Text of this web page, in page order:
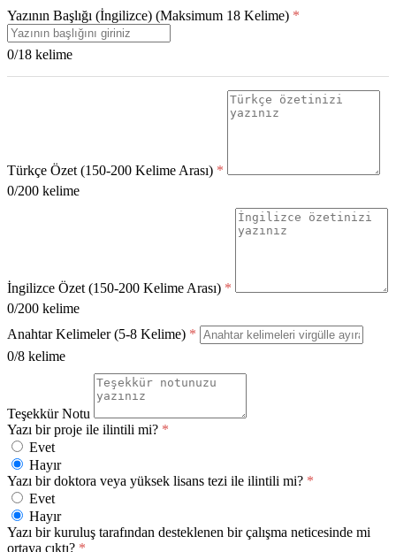
Yazının Başlığı (İngilizce) (Maksimum 18 Kelime) *
0/18 kelime
Türkçe Özet (150-200 Kelime Arası) *
0/200 kelime
İngilizce Özet (150-200 Kelime Arası) *
0/200 kelime
Anahtar Kelimeler (5-8 Kelime) *
0/8 kelime
Teşekkür Notu
Yazı bir proje ile ilintili mi? *
Evet
Hayır
Yazı bir doktora veya yüksek lisans tezi ile ilintili mi? *
Evet
Hayır
Yazı bir kuruluş tarafından desteklenen bir çalışma neticesinde mi
ortaya çıktı? *